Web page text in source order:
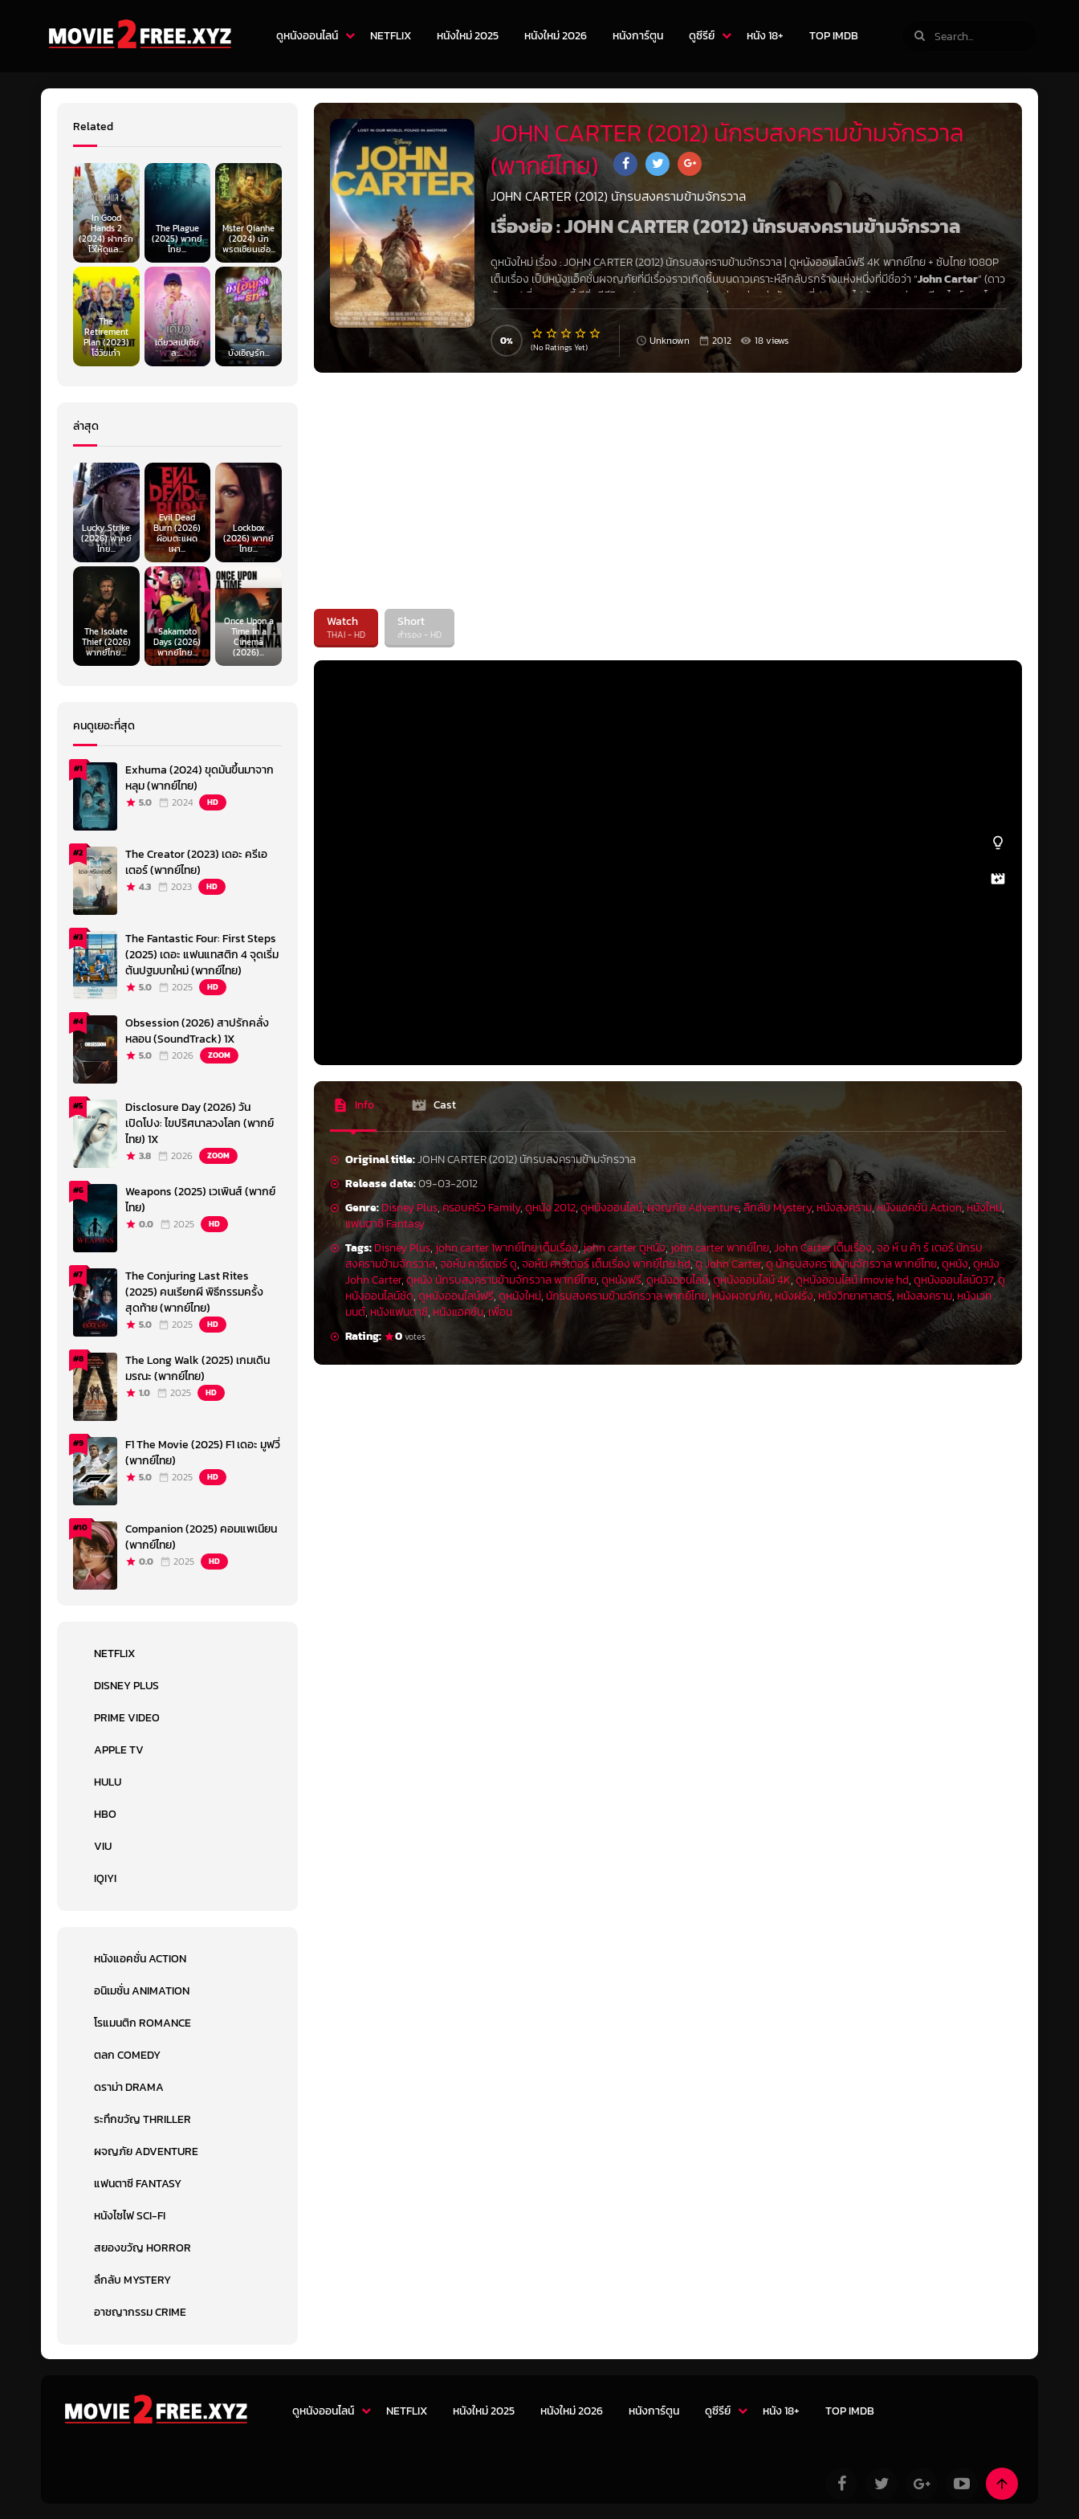
ดูหนังออนไลน์ NETFLIX หนังใหม่ 2025 หนังใหม่ 2026 หนังการ์ตูน ดูซีรีย์ หนัง 18+ TOP IMDB
JOHN CARTER (2012) นักรบสงครามข้ามจักรวาล
(พากย์ไทย)
JOHN CARTER (2012) นักรบสงครามข้ามจักรวาล
เรื่องย่อ : JOHN CARTER (2012) นักรบสงครามข้ามจักรวาล
ดูหนังใหม่ เรื่อง:JOHN CARTER (2012) นักรบสงครามข้ามจักรวาล|ดูหนังออนไลน์ฟรี 4Kพากย์ไทย+ซับไทย1080P
เต็มเรื่อง เป็นหนังแอ็คชั่นผจญภัยที่มีเรื่องราวเกิดชึ้นบนดาวเคราะห์ลึกลับรกร้างแห่งหนึ่งที่มีชื่อว่า “John Carter” (ดาว
อังคาร) ที่ดาวดวงนี้ มีสิ่งมีชีวิตแปลกตาหลายชนเผ่า อย่างเช่น เผ่าตัวแดง ที่ประกอบไปด้วย ชนเผ่า เฮเลียมไมท์ และ โซ
ดันแกนส์ เผ่าตัวเขียว ที่ถูกเรียกว่าพวกป่าเถื่อน คือเผ่า ธาร์คส์ และ เผ่าผู้ทรงอานุภาพ
และชนผ่าจอมบงการที่หวังจะเป็นผู้ครอบครองดาวบาร์ซูมแต่เพียงผู้เดียว อย่างชนเผ่า เธิร์นส์ ดาวบาร์ซูม จอห์น คาเตอร์
ที่ครั้งหนึ่งเคยเป็นดวงดาวที่อุดมไปด้วยชีวิตและอารยธรรมที่ดีมาตลอด แต่มาบัดนี้เป็นเพียงดวงดาวที่กำลังจะสิ้นสลาย
จากความขัดแย่งอย่างรุ่นแรงของ สองชนเผ่าที่คุกกรุ่นมากว่าหมื่นปีนั้นคือ
0 (No Ratings Yet) Unknown 2012 18 views
Watch
THAI - HD
Short
สำรอง - HD
Info Cast
Original title:JOHN CARTER (2012) นักรบสงครามข้ามจักรวาล
Release date:09-03-2012
Genre:Disney Plus, ครอบครัว Family,ดูหนัง 2012,ดูหนังออนไลน์,ผจญภัย Adventure,ลึกลับ Mystery, หนังสงคราม,หนังแอคชั่น Action,หนังใหม่,
แฟนตาซี Fantasy
Tags:Disney Plus,john carter 1พากย์ไทย เต็มเรื่อง,john carter ดูหนัง,john carter พากย์ไทย,John Carter เต็มเรื่อง,จอ ห์ น ค้า ร์ เตอร์ นักรบ
สงครามข้ามจักรวาล,จอห์น คาร์เตอร์ ดู,จอห์น คาร์เตอร์ เต็มเรื่อง พากย์ไทย hd,ดู John Carter,ดู นักรบสงครามข้ามจักรวาล พากย์ไทย,ดูหนัง,ดูหนัง
John Carter,ดูหนัง นักรบสงครามข้ามจักรวาล พากย์ไทย,ดูหนังฟรี,ดูหนังออนไลน์,ดูหนังออนไลน์ 4K,ดูหนังออนไลน์ imovie hd,ดูหนังออนไลน์037,ดู
หนังออนไลน์ชัด,ดูหนังออนไลน์ฟรี,ดูหนังใหม่, นักรบสงครามข้ามจักรวาล พากย์ไทย,หนังผจญภัย, หนังฝรั่ง, หนังวิทยาศาสตร์, หนังสงคราม, หนังเวท
มนต์, หนังแฟนตาซี, หนังแอคชั่น,เพื่อน
Rating:
0votes
Related
In Good
Hands 2
(2024) ฝากรัก
ไว้ให้ดูแล...
The Plague
(2025) พากย์
ไทย...
Mster Qianhe
(2024) นัก
พรตเชียนเฮ่อ...
The
Retirement
Plan (2023)
โจ๋วัยเก๋า
เดี่ยวสเปเชีย
ล:...
บังเอิญรัก...
ล่าสุด
Lucky Strike
(2026) พากย์
ไทย...
Evil Dead
Burn (2026)
ผีอมตะแผด
เผา...
Lockbox
(2026) พากย์
ไทย...
The Isolate
Thief (2026)
พากย์ไทย...
Sakamoto
Days (2026)
พากย์ไทย...
Once Upon a
Time in a
Cinema
(2026)...
คนดูเยอะที่สุด
#1
Exhuma (2024) ขุดมันขึ้นมาจาก
หลุม (พากย์ไทย)
5.0 2024 HD
#2
The Creator (2023) เดอะ ครีเอ
เตอร์ (พากย์ไทย)
4.3 2023 HD
#3
The Fantastic Four: First Steps
(2025) เดอะ แฟนแทสติก 4 จุดเริ่ม
ต้นปฐมบทใหม่ (พากย์ไทย)
5.0 2025 HD
#4
Obsession (2026) สาปรักคลั่ง
หลอน (SoundTrack) 1X
5.0 2026 ZOOM
#5
Disclosure Day (2026) วัน
เปิดโปง: ไขปริศนาลวงโลก (พากย์
ไทย) 1X
3.8 2026 ZOOM
#6
Weapons (2025) เวเพินส์ (พากย์
ไทย)
0.0 2025 HD
#7
The Conjuring Last Rites
(2025) คนเรียกผี พิธีกรรมครั้ง
สุดท้าย (พากย์ไทย)
5.0 2025 HD
#8
The Long Walk (2025) เกมเดิน
มรณะ (พากย์ไทย)
1.0 2025 HD
#9
F1 The Movie (2025) F1 เดอะ มูฟวี่
(พากย์ไทย)
5.0 2025 HD
#10
Companion (2025) คอมแพเนียน
(พากย์ไทย)
0.0 2025 HD
NETFLIX
DISNEY PLUS
PRIME VIDEO
APPLE TV
HULU
HBO
VIU
IQIYI
หนังแอคชั่น ACTION
อนิเมชั่น ANIMATION
โรแมนติก ROMANCE
ตลก COMEDY
ดราม่า DRAMA
ระทึกขวัญ THRILLER
ผจญภัย ADVENTURE
แฟนตาซี FANTASY
หนังไซไฟ SCI-FI
สยองขวัญ HORROR
ลึกลับ MYSTERY
อาชญากรรม CRIME
ดูหนังออนไลน์ NETFLIX หนังใหม่ 2025 หนังใหม่ 2026 หนังการ์ตูน ดูซีรีย์ หนัง 18+ TOP IMDB